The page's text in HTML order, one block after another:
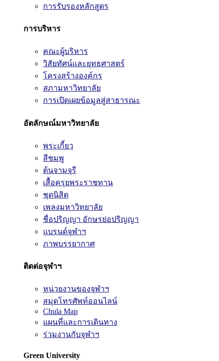
การรับรองหลักสูตร
การบริหาร
คณะผู้บริหาร
วิสัยทัศน์และยุทธศาสตร์
โครงสร้างองค์กร
สภามหาวิทยาลัย
การเปิดเผยข้อมูลสู่สาธารณะ
อัตลักษณ์มหาวิทยาลัย
พระเกี้ยว
สีชมพู
ต้นจามจุรี
เสื้อครุยพระราชทาน
ชุดนิสิต
เพลงมหาวิทยาลัย
ชื่อปริญญา อักษรย่อปริญญา
แบรนด์จุฬาฯ
ภาพบรรยากาศ
ติดต่อจุฬาฯ
หน่วยงานของจุฬาฯ
สมุดโทรศัพท์ออนไลน์
Chula Map
แผนที่และการเดินทาง
ร่วมงานกับจุฬาฯ
Green University